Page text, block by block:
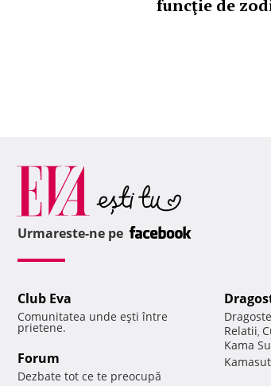
funcţie de
Urmareste-ne pe
Club Eva
Comunitatea unde eşti între
prietene.
Forum
Dezbate tot ce te preocupă
Dragoste
Relatii,
Kama